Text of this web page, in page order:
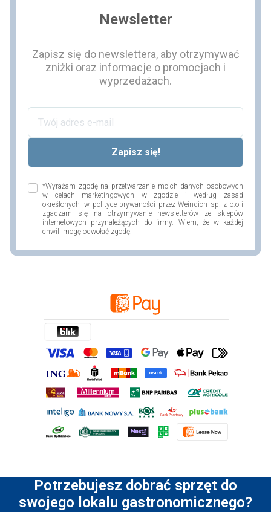
Newsletter
Zapisz się do newslettera, aby otrzymywać
zniżki oraz informacje o promocjach i
wyprzedażach.
*Wyrażam zgodę na przetwarzanie moich danych osobowych
w celach marketingowych w zgodzie i według zasad
określonych w polityce prywaności przez Weindich sp. z o.o i
zgadzam się na otrzymywanie newsletterów ze sklepów
internetowych przynależących do firmy. Wiem, że w każdej
chwili mogę odwołać zgodę.
Potrzebujesz dobrać sprzęt do
swojego lokalu gastronomicznego?